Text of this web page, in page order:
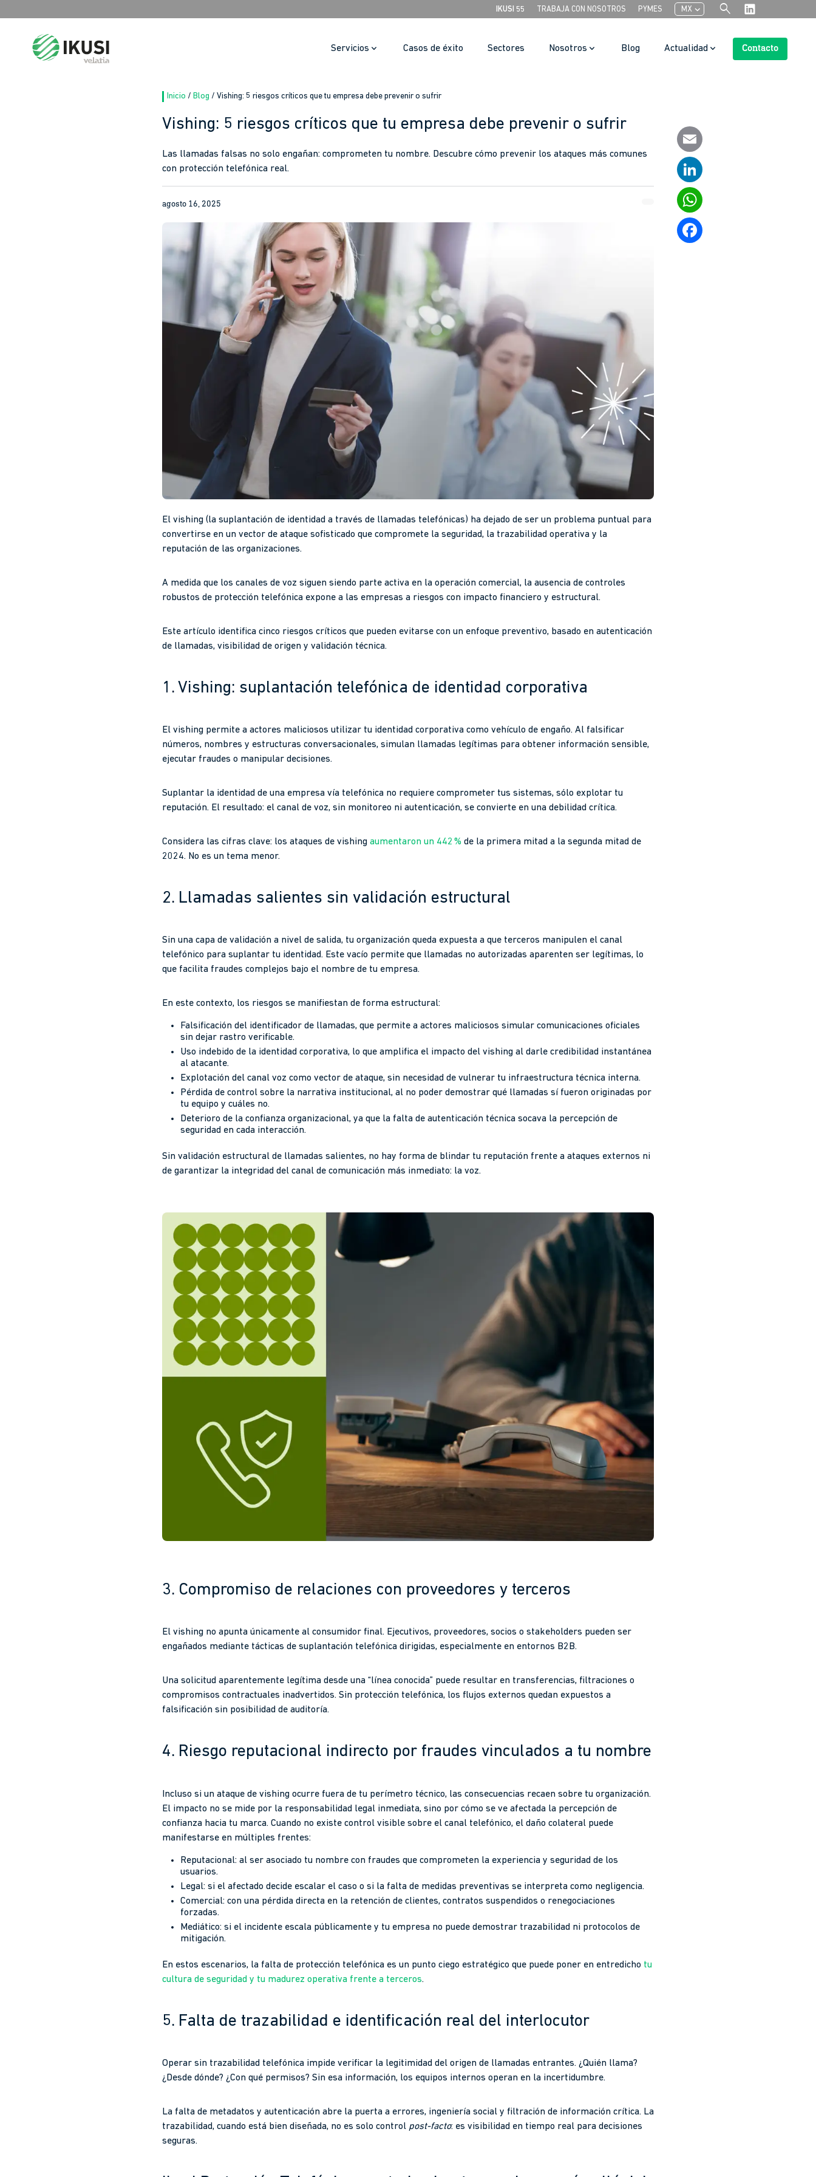
IKUSI 55 TRABAJA CON NOSOTROS PYMES MXchevron_left search
Servicios Casos de éxito Sectores Nosotros Blog Actualidad Contacto
Inicio / Blog / Vishing: 5 riesgos críticos que tu empresa debe prevenir o sufrir
Vishing: 5 riesgos críticos que tu empresa debe prevenir o sufrir
Las llamadas falsas no solo engañan: comprometen tu nombre. Descubre cómo prevenir los ataques más comunes
con protección telefónica real.
Email
LinkedIn
WhatsApp
agosto 16, 2025
El vishing (la suplantación de identidad a través de llamadas telefónicas) ha dejado de ser un problema puntual para
convertirse en un vector de ataque sofisticado que compromete la seguridad, la trazabilidad operativa y la
reputación de las organizaciones.
A medida que los canales de voz siguen siendo parte activa en la operación comercial, la ausencia de controles
robustos de protección telefónica expone a las empresas a riesgos con impacto financiero y estructural.
Este artículo identifica cinco riesgos críticos que pueden evitarse con un enfoque preventivo, basado en autenticación
de llamadas, visibilidad de origen y validación técnica.
1. Vishing: suplantación telefónica de identidad corporativa
El vishing permite a actores maliciosos utilizar tu identidad corporativa como vehículo de engaño. Al falsificar
números, nombres y estructuras conversacionales, simulan llamadas legítimas para obtener información sensible,
ejecutar fraudes o manipular decisiones.
Suplantar la identidad de una empresa vía telefónica no requiere comprometer tus sistemas, sólo explotar tu
reputación. El resultado: el canal de voz, sin monitoreo ni autenticación, se convierte en una debilidad crítica.
Considera las cifras clave: los ataques de vishing aumentaron un 442 % de la primera mitad a la segunda mitad de
2024. No es un tema menor.
2. Llamadas salientes sin validación estructural
Sin una capa de validación a nivel de salida, tu organización queda expuesta a que terceros manipulen el canal
telefónico para suplantar tu identidad. Este vacío permite que llamadas no autorizadas aparenten ser legítimas, lo
que facilita fraudes complejos bajo el nombre de tu empresa.
En este contexto, los riesgos se manifiestan de forma estructural:
Falsificación del identificador de llamadas, que permite a actores maliciosos simular comunicaciones oficiales
sin dejar rastro verificable.
Uso indebido de la identidad corporativa, lo que amplifica el impacto del vishing al darle credibilidad instantánea
al atacante.
Explotación del canal voz como vector de ataque, sin necesidad de vulnerar tu infraestructura técnica interna.
Pérdida de control sobre la narrativa institucional, al no poder demostrar qué llamadas sí fueron originadas por
tu equipo y cuáles no.
Deterioro de la confianza organizacional, ya que la falta de autenticación técnica socava la percepción de
seguridad en cada interacción.
Sin validación estructural de llamadas salientes, no hay forma de blindar tu reputación frente a ataques externos ni
de garantizar la integridad del canal de comunicación más inmediato: la voz.
3. Compromiso de relaciones con proveedores y terceros
El vishing no apunta únicamente al consumidor final. Ejecutivos, proveedores, socios o stakeholders pueden ser
engañados mediante tácticas de suplantación telefónica dirigidas, especialmente en entornos B2B.
Una solicitud aparentemente legítima desde una “línea conocida” puede resultar en transferencias, filtraciones o
compromisos contractuales inadvertidos. Sin protección telefónica, los flujos externos quedan expuestos a
falsificación sin posibilidad de auditoría.
4. Riesgo reputacional indirecto por fraudes vinculados a tu nombre
Incluso si un ataque de vishing ocurre fuera de tu perímetro técnico, las consecuencias recaen sobre tu organización.
El impacto no se mide por la responsabilidad legal inmediata, sino por cómo se ve afectada la percepción de
confianza hacia tu marca. Cuando no existe control visible sobre el canal telefónico, el daño colateral puede
manifestarse en múltiples frentes:
Reputacional: al ser asociado tu nombre con fraudes que comprometen la experiencia y seguridad de los
usuarios.
Legal: si el afectado decide escalar el caso o si la falta de medidas preventivas se interpreta como negligencia.
Comercial: con una pérdida directa en la retención de clientes, contratos suspendidos o renegociaciones
forzadas.
Mediático: si el incidente escala públicamente y tu empresa no puede demostrar trazabilidad ni protocolos de
mitigación.
En estos escenarios, la falta de protección telefónica es un punto ciego estratégico que puede poner en entredicho tu
cultura de seguridad y tu madurez operativa frente a terceros.
5. Falta de trazabilidad e identificación real del interlocutor
Operar sin trazabilidad telefónica impide verificar la legitimidad del origen de llamadas entrantes. ¿Quién llama?
¿Desde dónde? ¿Con qué permisos? Sin esa información, los equipos internos operan en la incertidumbre.
La falta de metadatos y autenticación abre la puerta a errores, ingeniería social y filtración de información crítica. La
trazabilidad, cuando está bien diseñada, no es solo control post-facto: es visibilidad en tiempo real para decisiones
seguras.